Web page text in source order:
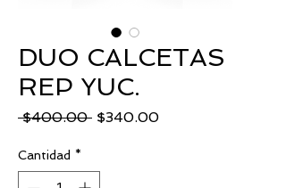
DUO CALCETAS
REP YUC.
$400.00 Precio
$340.00Precio
Cantidad *